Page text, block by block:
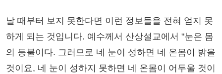
날 때부터 보지 못한다면 이런 정보들을 전혀 얻지 못
하게 되는 것입니다. 예수께서 산상설교에서 "눈은 몸
의 등불이다. 그러므로 네 눈이 성하면 네 온몸이 밝을
것이요, 네 눈이 성하지 못하면 네 온몸이 어두울 것이